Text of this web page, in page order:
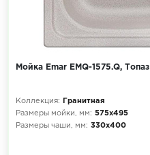
Мойка Emar EMQ-1575.Q, Топаз
Коллекция:
Гранитная
Размеры мойки, мм: 575х495
Размеры чаши, мм: 330х400